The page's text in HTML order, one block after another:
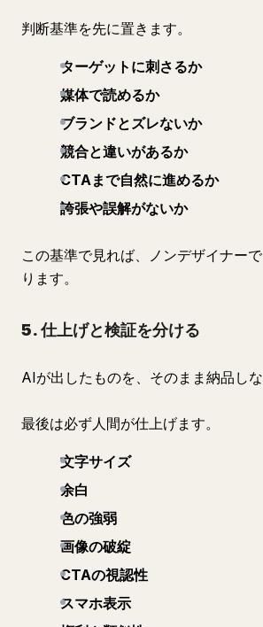
判断基準を先に置きます。
ターゲットに刺さるか
媒体で読めるか
ブランドとズレないか
競合と違いがあるか
CTAまで自然に進めるか
誇張や誤解がないか
この基準で見れば、ノンデザイナー
ります。
5. 仕上げと検証を分ける
AIが出したものを、そのまま納品しな
最後は必ず人間が仕上げます。
文字サイズ
余白
色の強弱
画像の破綻
CTAの視認性
スマホ表示